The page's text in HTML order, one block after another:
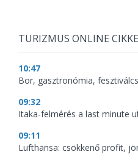
TURIZMUS ONLINE
10:47
Bor, gasztronómia,
09:32
Itaka-felmérés a last minute
09:11
Lufthansa: csökkenő profit,